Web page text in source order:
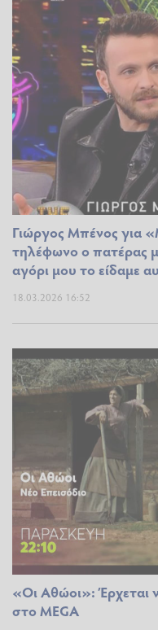
Γιώργος Μπένος για
τηλέφωνο ο πατέρας
αγόρι μου το είδαμε
18.03.2026 16:52
«Οι Αθώοι»: Έρχεται
στο MEGA